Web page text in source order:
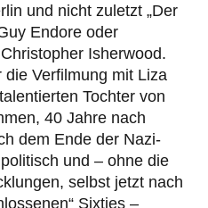
und nicht zuletzt „Der
Endore oder
Isherwood.
Verfilmung mit Liza
Tochter von
40 Jahre nach
dem Ende der Nazi-
und – ohne die
selbst jetzt nach
Sixties –